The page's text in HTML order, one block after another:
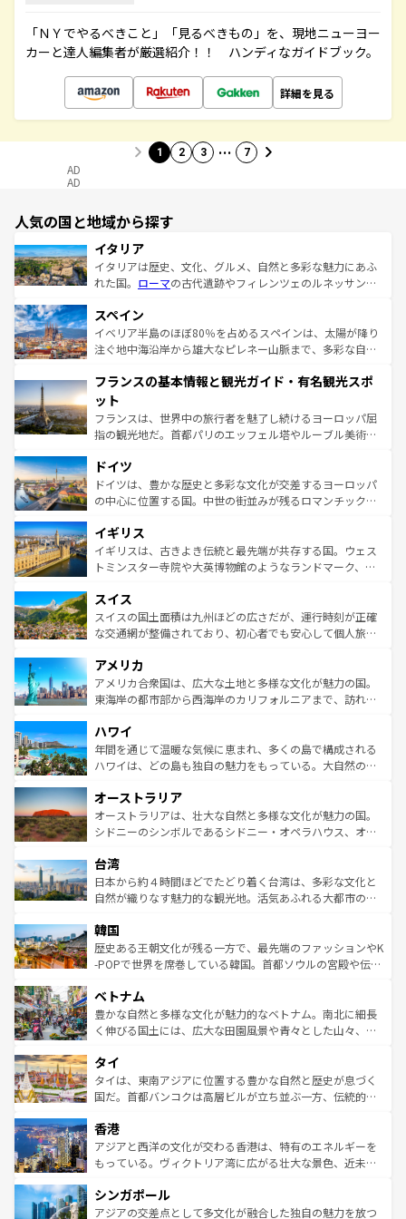
「ＮＹでやるべきこと」「見るべきもの」を、現地ニューヨー
カーと達人編集者が厳選紹介！！ ハンディなガイドブック。
詳細を見る
1 2 3 … 7
AD
AD
人気の国と地域から探す
イタリア
イタリアは歴史、文化、グルメ、自然と多彩な魅力にあふ
れた国。 ローマの古代遺跡やフィレンツェのルネッサンス
ろん、トスカーナの美しい田園風景やアマルフィ海岸の絶
景など、自然景観も見逃せない。観光の合間には、本場の
ピザやパスタなど、絶品のイタリア料理を堪能することも
ませてくれるイタリアで、忘れられない旅をしてみよう！
なお、新着のイタリア情報は
しい。
スペイン
イベリア半島のほぼ80％を占めるスペインは、太陽が降り
注ぐ地中海沿岸から雄大なピレネー山脈まで、多彩な自然
文化が根付くこの国では、情熱的なフラメンコ、熱気あふ
れる闘牛、そして美味しいタパスが生活の一部となってい
る。首都マドリードの洗練された雰囲気や、バルセロナの
アートに溢れた街角から、地方では古代ローマ遺跡や中世
せる。地方によって風土や気候が異なるスペインはその個
性で訪れる人を魅了する。 なお、新着のスペイン情報は コ
ンテンツ一覧を参照してほしい。
フランスの基本情報と観光ガイド・有名観光スポ
ット
フランスは、世界中の旅行者を魅了し続けるヨーロッパ屈
指の観光地だ。首都パリのエッフェル塔やルーブル美術館
で、幅広い魅力が詰まっている。華麗な宮殿、歴史的な大
聖堂、美しいビーチ、そして豊かな自然が、訪れる者を心
から魅了する。また、フランスは美食の国としても知ら
いる。シャンパンの発祥地であるランス、プロヴァンスの
香り高いラベンダー畑など、多彩な楽しみ方が可能だ。さ
らに、パリ以外の地域にも魅力が溢れており、どの街角に
れる地方に足を運ぶとそれぞれで全く異なる文化を体験で
きるだろう。 なお、新着のフランス情報はコンテンツ一覧
を参照してほしい。
ドイツ
ドイツは、豊かな歴史と多彩な文化が交差するヨーロッパ
の中心に位置する国。中世の街並みが残るロマンチック街
顔を持つこの国は、どこを歩いても飽きることがない。ベ
ルリンの文化的活気、バイエルン州のアルプスの絶景、そ
してライン川沿いのワイン畑といった風景は必見。ビール
は、お酒好きな人にはぜひ体験してほしい。 なお、新着の
ドイツ情報はコンテンツ一覧を参照してほしい。
イギリス
イギリスは、古きよき伝統と最先端が共存する国。ウェス
トミンスター寺院や大英博物館のようなランドマーク、歴
リアごとに異なる魅力がある。また、優雅なアフタヌーン
ティー、ビール好きにはたまらない英国パブ、サッカー観
戦など、本場だからこそできる体験も豊富。イギリスを旅
ンツ一覧を参照してほしい。
スイス
スイスの国土面積は九州ほどの広さだが、運行時刻が正確
な交通網が整備されており、初心者でも安心して個人旅行
の建物がそのまま残る町や、スイスならではのユニークな
博物館もあり、アルプス観光だけでなく町歩きも満喫する
ことができる。国民の所得が高いため物価も高いが、旅行
ば市内交通費無料で観光を楽しむこともできる。 なお、新
着のスイス情報はコンテンツ一覧 を参照してほしい。
アメリカ
アメリカ合衆国は、広大な土地と多様な文化が魅力の国。
東海岸の都市部から西海岸のカリフォルニアまで、訪れる
のような巨大都市は、観光、ショッピング、エンターテイ
ンメントが詰まった刺激的なスポットだ。一方、アメリカ
西部には大自然が広がり、グランドキャニオンやイエロー
部のニューオーリンズでは、音楽と美食が融合した独特の
文化が魅力。旅行者はアメリカの各地域で異なる魅力を楽
しみながら、その多様性と豊かな歴史を感じることができ
ならではの贅沢な旅のスタイルだ。 なお、新着のアメリカ
情報はコンテンツ一覧を参照してほしい。
ハワイ
年間を通じて温暖な気候に恵まれ、多くの島で構成される
ハワイは、どの島も独自の魅力をもっている。大自然の神
ワイ島は見逃せない。また、定番の観光地といえばオアフ
島だが、静かな自然を求めるならマウイ島やカウアイ島が
おすすめ。エメラルドグリーンに輝く海をはじめ、豊かな
れるおもてなしの心で訪れる人々を迎えてくれるハワイの
人々、おいしいローカルフードやハワイアンミュージッ
ク、伝統的なフラダンスなど、すべてがハワイの魅力を彩
ワイを、存分に味わってほしい。 なお、新着のハワイ情報
はコンテンツ一覧を参照してほしい。
オーストラリア
オーストラリアは、壮大な自然と多様な文化が魅力の国。
シドニーのシンボルであるシドニー・オペラハウス、オー
リアリーフや大陸中央部にそびえるウルル（エアーズロッ
ク）、タスマニアの美しい原生林やケアンズの熱帯雨林な
ど、見どころがたくさん。また、カフェやワイン、オージ
いる。アクティビティも充実しており、サーフィンやダイ
ビング、ハイキングなど、アウトドア好きにはたまらな
い。オーストラリアの多彩な魅力を存分に味わいつくそ
参照してほしい。
台湾
日本から約４時間ほどでたどり着く台湾は、多彩な文化と
自然が織りなす魅力的な観光地。活気あふれる大都市の台
ン）、静ひつな山岳地帯である台湾東部など、都市の喧騒
と山間の静けさが共存しており、訪れる人に新しい発見と
驚きをもたらしてくれる。また、奥深い台湾の食文化も魅
容にもいいと評判のスイーツなど、バラエティ豊かな料理
が味わえる。 なお、新着の台湾情報は コンテンツ一覧を参
照してほしい。
韓国
歴史ある王朝文化が残る一方で、最先端のファッションやK
-POPで世界を席巻している韓国。首都ソウルの宮殿や伝統
き、地方に足を延ばせば四季折々の自然美を楽しむことが
できる。そして、キムチや焼肉、絶品のストリートフード
まで、さまざまな韓国料理が待っている。夜には、韓国な
リティに包まれながら、韓国の多彩な魅力を心ゆくまで味
わってみてほしい。 なお、新着の韓国情報はコンテンツ一
覧を参照してほしい。
ベトナム
豊かな自然と多様な文化が魅力的なベトナム。南北に細長
く伸びる国土には、広大な田園風景や青々とした山々、世
急速な発展と共に伝統が息づく。ハノイの古い町並みやホ
ーチミン市のフランス統治時代の建物も、独特の雰囲気を
醸し出している。また、バラエティの豊かさとおいしさで
とつ。フォーやバインミー、ベトナムコーヒーなどは、ぜ
ひ現地で味わいたい。どの地域を訪れてもあたたかい人々
が旅行者を迎えてくれるので、きっと忘れられない旅にな
参照してほしい。
タイ
タイは、東南アジアに位置する豊かな自然と歴史が息づく
国だ。首都バンコクは高層ビルが立ち並ぶ一方、伝統的な
の活気が交差している。北部ではチェンマイなどの山岳地
帯で自然と触れ合い、南部ではプーケットやクラビの美し
いビーチでリゾート気分を楽しむことができる。タイ料理
激する。気候は一年中温暖で、どの季節にも異なる楽しみ
が待っている。親しみやすいタイの人々、仏教を中心とし
香港
アジアと西洋の文化が交わる香港は、特有のエネルギーを
もっている。ヴィクトリア湾に広がる壮大な景色、近未来
み、どこを訪れても感動するはず。観光スポットが密集し
ており、効率よく見どころを回れるのも魅力。息をのむよ
シンガポール
アジアの交差点として多文化が融合した独自の魅力を放つ